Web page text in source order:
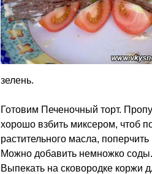
зелень.
Готовим Печеночный торт.
хорошо взбить миксером, чтоб
растительного масла, поперчить
Можно добавить немножко соды.
Выпекать на сковородке коржи